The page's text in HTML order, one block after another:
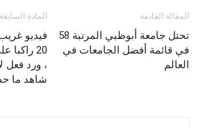
المادة السابقة
فيديو
20
، ورد فعل
شاهد ما
المقالة القادمة
تحتل جامعة أبوظبي المرتبة 58
في قائمة أفضل الجامعات في
العالم